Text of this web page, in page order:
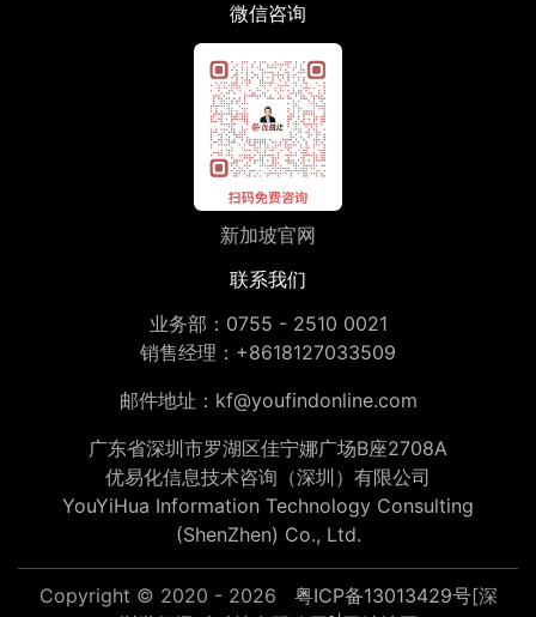
微信咨询
新加坡官网
联系我们
业务部： 0755 - 2510 0021
销售经理： +8618127033509
邮件地址： kf@youfindonline.com
广东省深圳市罗湖区佳宁娜广场B座2708A
优易化信息技术咨询（深圳）有限公司
YouYiHua Information Technology Consulting
(ShenZhen) Co., Ltd.
Copyright © 2020 - 2026 粤ICP备13013429号[深